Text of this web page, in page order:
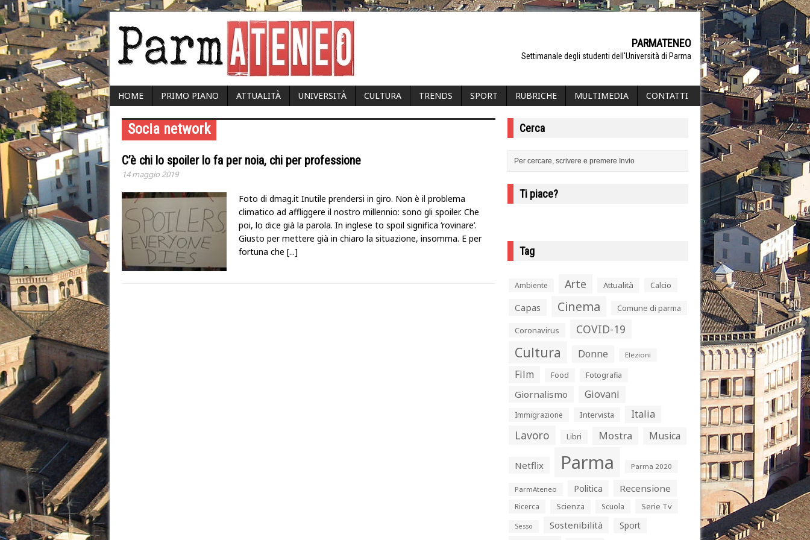
PARMATENEO
Settimanale degli studenti dell'Università di Parma
HOME PRIMO PIANO ATTUALITÀ UNIVERSITÀ CULTURA TRENDS SPORT RUBRICHE MULTIMEDIA CONTATTI
Socia network
C’è chi lo spoiler lo fa per noia, chi per professione
14 maggio 2019
Foto di dmag.it Inutile prendersi in giro. Non è il problema
climatico ad affliggere il nostro millennio: sono gli spoiler. Che
poi, lo dice già la parola. In inglese to spoil significa ‘rovinare’.
Giusto per mettere già in chiaro la situazione, insomma. E per
fortuna che [...]
Cerca
Ti piace?
Tag
Ambiente Arte Attualità Calcio
Capas Cinema Comune di parma
Coronavirus COVID-19
Cultura Donne Elezioni
Film Food Fotografia
Giornalismo Giovani
Immigrazione Intervista Italia
Lavoro Libri Mostra Musica
Netflix Parma Parma 2020
ParmAteneo Politica Recensione
Ricerca Scienza Scuola Serie Tv
Sesso Sostenibilità Sport